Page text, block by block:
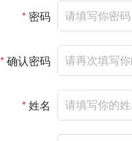
* 密码
*确认密码
*姓名